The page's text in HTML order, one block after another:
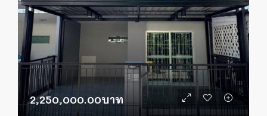
2,250,000.00บาท